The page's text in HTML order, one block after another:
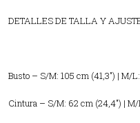
DETALLES DE TALLA Y
Busto – S/M: 105 cm (41,3″) | M/
Cintura – S/M: 62 cm (24,4″) | M/